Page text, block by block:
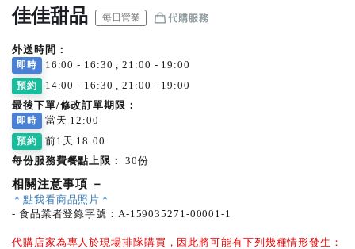
佳佳甜品 每日營業
外送時間：
即時 16:00 - 16:30 , 21:00 - 19:00
預約
14:00 - 16:30 , 21:00 - 19:00
最後下單/修改訂單期限：
即時 當天 12:00
預約
前1天 18:00
每份服務費餐點上限： 30份
相關注意事項 －
＊點我看商品照片＊
- 食品業者登錄字號：A-159035271-00001-1
代購店家為專人於現場排隊購買，因此將可能有下列幾種情形發生：